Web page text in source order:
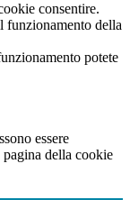
consentire.
funzionamento della
potete
essere
della cookie